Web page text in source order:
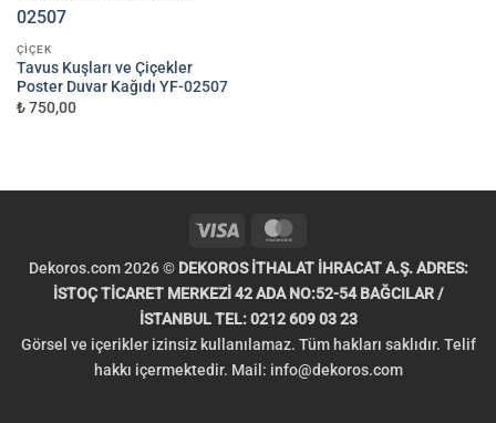
ÇIÇEK
Tavus Kuşları ve Çiçekler
Poster Duvar Kağıdı YF-02507
₺ 750,00
Visa
Dekoros.com 2026 © DEKOROS İTHALAT İHRACAT A.Ş. ADRES:
İSTOÇ TİCARET MERKEZİ 42 ADA NO:52-54 BAĞCILAR /
İSTANBUL TEL: 0212 609 03 23
Görsel ve içerikler izinsiz kullanılamaz. Tüm hakları saklıdır. Telif
hakkı içermektedir. Mail: info@dekoros.com